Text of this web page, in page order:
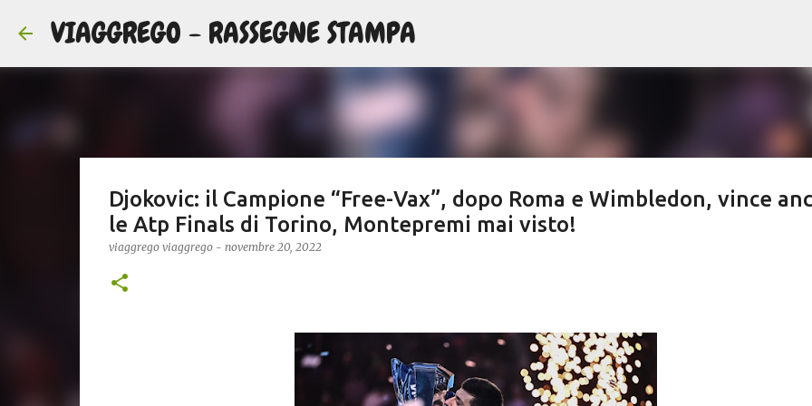
VIAGGREGO - RASSEGNE STAMPA
Djokovic: il Campione “Free-Vax”, dopo Roma e Wimbledon, vince
le Atp Finals di Torino, Montepremi mai visto!
viaggrego viaggrego - novembre 20, 2022